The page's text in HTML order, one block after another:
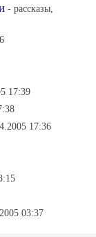
- рассказы,
17:39
17:36
03:37